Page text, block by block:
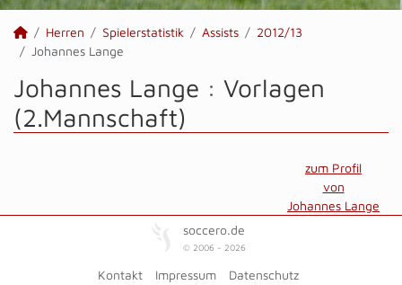
Herren Spielerstatistik Assists
2012/13
Johannes Lange
Johannes Lange : Vorlagen
(2.Mannschaft)
zum Profil
von
Johannes Lange
soccero.de
© 2006 - 2026
Kontakt Impressum Datenschutz